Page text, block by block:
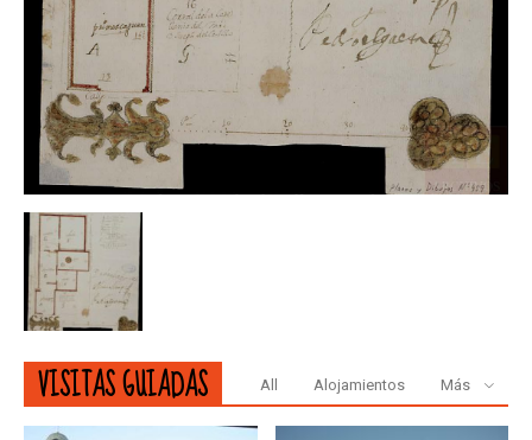
VISITAS GUIADAS All Alojamientos Más